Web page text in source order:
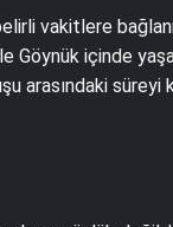
vakitlere
Göynük içinde
arasındaki